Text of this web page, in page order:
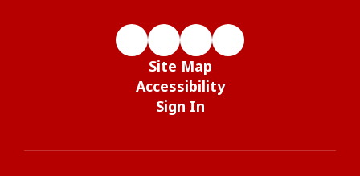
Site Map
Accessibility
Sign In